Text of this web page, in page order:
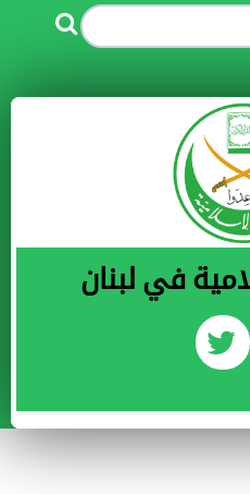
في لبنان